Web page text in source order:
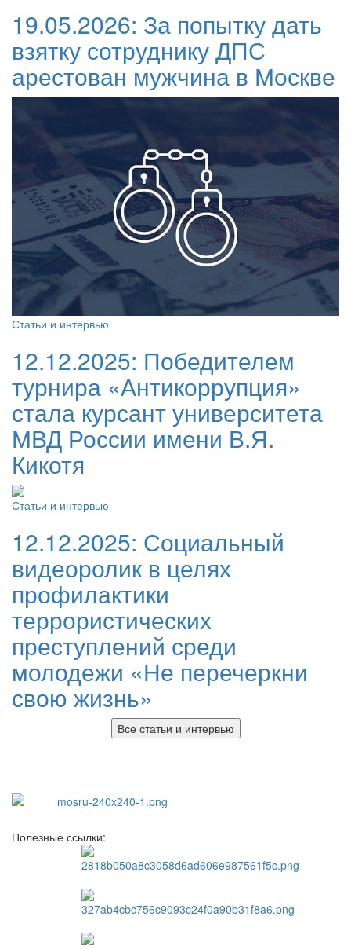
19.05.2026: За попытку дать
взятку сотруднику ДПС
арестован мужчина в Москве
Статьи и интервью
12.12.2025: Победителем
турнира «Антикоррупция»
стала курсант университета
МВД России имени В.Я.
Кикотя
Статьи и интервью
12.12.2025: Социальный
видеоролик в целях
профилактики
террористических
преступлений среди
молодежи «Не перечеркни
свою жизнь»
Все статьи и интервью
Полезные ссылки: